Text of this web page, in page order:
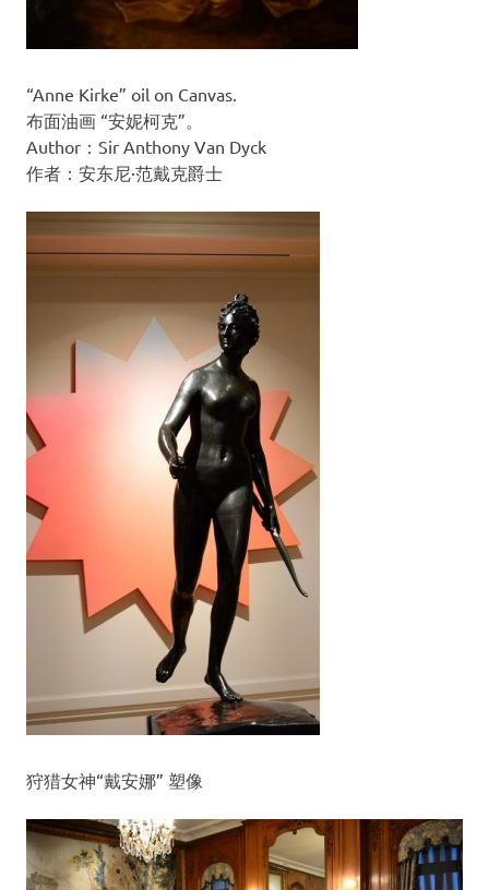
“Anne Kirke” oil on Canvas.
布面油画 “安妮柯克”。
Author：Sir Anthony Van Dyck
作者：安东尼·范戴克爵士
狩猎女神“戴安娜” 塑像